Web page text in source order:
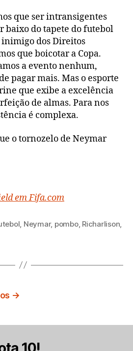
que ser intransigentes
baixo do tapete do futebol
inimigo dos Direitos
que boicotar a Copa.
a evento nenhum,
pagar mais. Mas o esporte
que exibe a excelência
de almas. Para nos
é complexa.
o tornozelo de Neymar
em Fifa.com
, Neymar, pombo, Richarlison,
→